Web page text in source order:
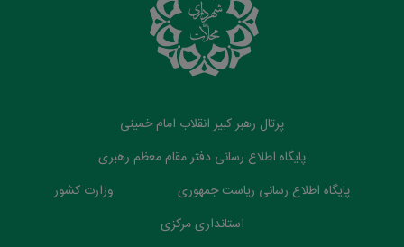
پرتال رهبر کبیر انقلاب امام خمینی
پایگاه اطلاع رسانی دفتر مقام معظم رهبری
پایگاه اطلاع رسانی ریاست جمهوری
وزارت کشور
استانداری مرکزی